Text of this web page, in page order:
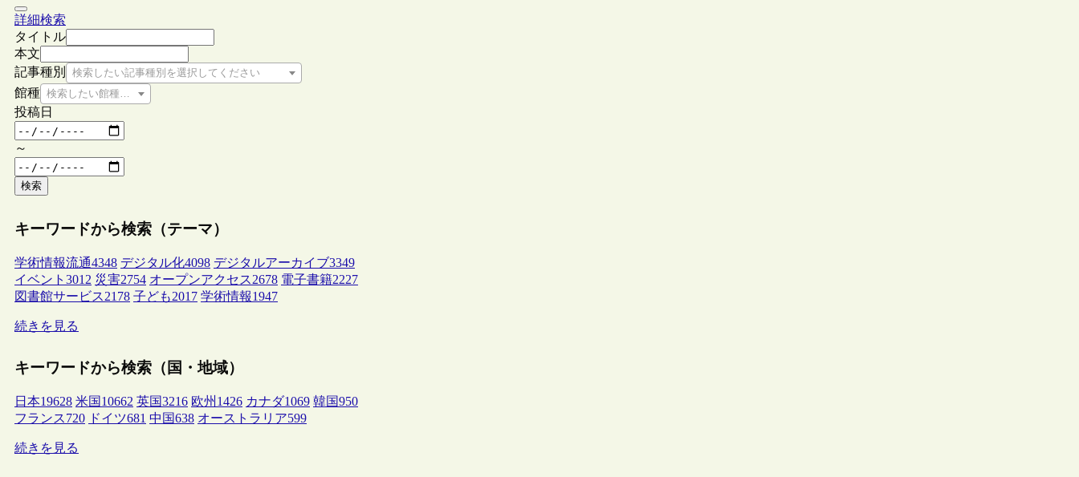
詳細検索
タイトル
本文
記事種別
検索したい記事種別を選択してください
館種 検索したい館種を選択してください
投稿日
～
検索
キーワードから検索（テーマ）
学術情報流通4348 デジタル化4098 デジタルアーカイブ3349
イベント 3012 災害2754 オープンアクセス2678 電子書籍2227
図書館サービス2178 子ども2017 学術情報1947
続きを見る
キーワードから検索（国・地域）
日本19628 米国 10662 英国3216 欧州 1426 カナダ1069 韓国950
フランス720 ドイツ681 中国638 オーストラリア599
続きを見る